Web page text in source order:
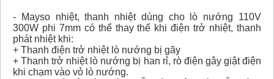
- Mayso nhiệt, thanh nhiệt dùng cho lò nướng 110V
300W phi 7mm có thể thay thế khi điện trở nhiệt, thanh
phát nhiệt khi:
+ Thanh điện trở nhiệt lò nướng bị gãy
+ Thanh trở nhiệt lò nướng bị han rỉ, rò điện gây giật điện
khi chạm vào vỏ lò nướng.